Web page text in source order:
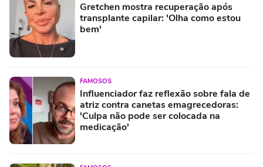
Gretchen mostra recuperação após
transplante capilar: 'Olha como estou
bem'
FAMOSOS
Influenciador faz reflexão sobre fala de
atriz contra canetas emagrecedoras:
'Culpa não pode ser colocada na
medicação'